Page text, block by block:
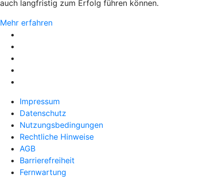
auch langfristig zum Erfolg führen können.
Mehr erfahren
Impressum
Datenschutz
Nutzungsbedingungen
Rechtliche Hinweise
AGB
Barrierefreiheit
Fernwartung